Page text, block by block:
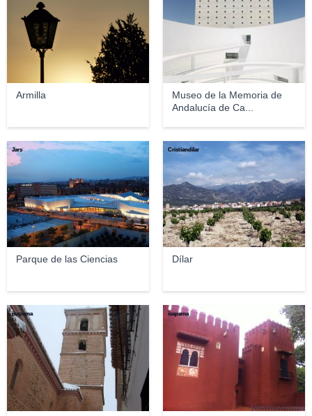
Armilla
Museo de la Memoria de
Andalucía de Ca...
Parque de las Ciencias
Jars
Dílar
Cristiandilar
isapama isapama